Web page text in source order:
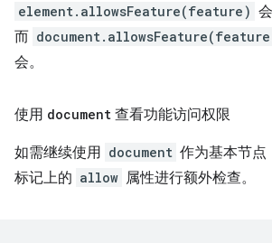
element.allowsFeature(feature)
而
会。
使用 document 查看功能访问权限
如需继续使用 document 作为基本节点
标记上的 allow 属性进行额外检查。